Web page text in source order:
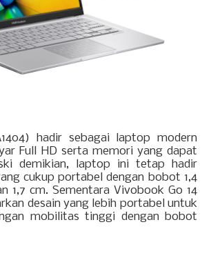
hadir sebagai laptop modern
Full HD serta memori yang dapat
demikian, laptop ini tetap hadir
cukup portabel dengan bobot 1,4
1,7 cm. Sementara Vivobook Go 14
desain yang lebih portabel untuk
mobilitas tinggi dengan bobot